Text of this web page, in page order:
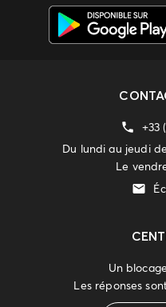
+33
Du lundi au jeudi
Le
Un
Les réponses